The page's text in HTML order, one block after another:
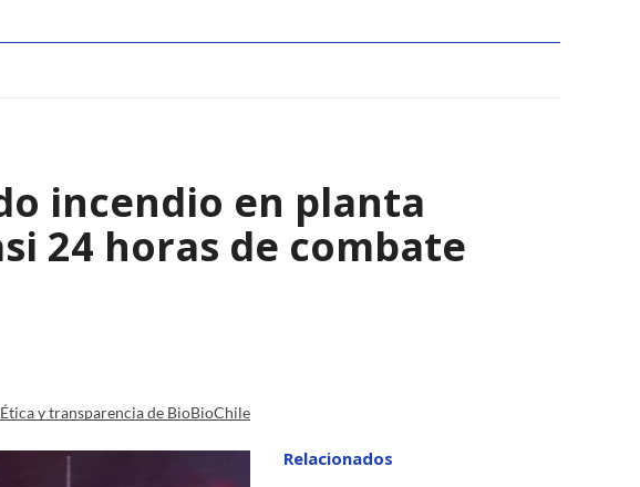
incendio en planta
24 horas de combate
Ética y transparencia de BioBioChile
Relacionados